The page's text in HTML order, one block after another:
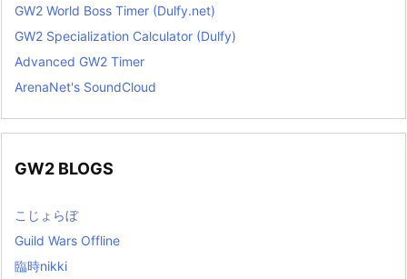
GW2 World Boss Timer (Dulfy.net)
GW2 Specialization Calculator (Dulfy)
Advanced GW2 Timer
ArenaNet's SoundCloud
GW2 BLOGS
こじょらぼ
Guild Wars Offline
臨時nikki